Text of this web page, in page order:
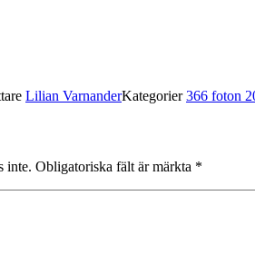
Lilian VarnanderKategorier366 foton
inte. Obligatoriska fält är märkta *